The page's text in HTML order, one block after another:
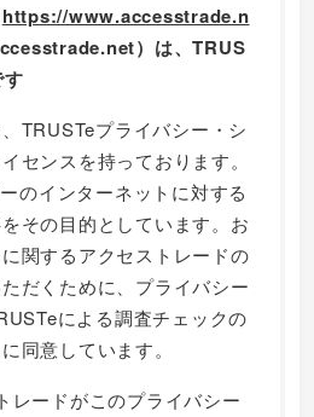
https://www.accesstrade.n
）は、TRUS
TRUSTeプライバシー・シ
センスを持っております。
のインターネットに対する
その目的としています。お
関するアクセストレードの
だくために、プライバシー
による調査チェックの
同意しています。
レードがこのプライバシー